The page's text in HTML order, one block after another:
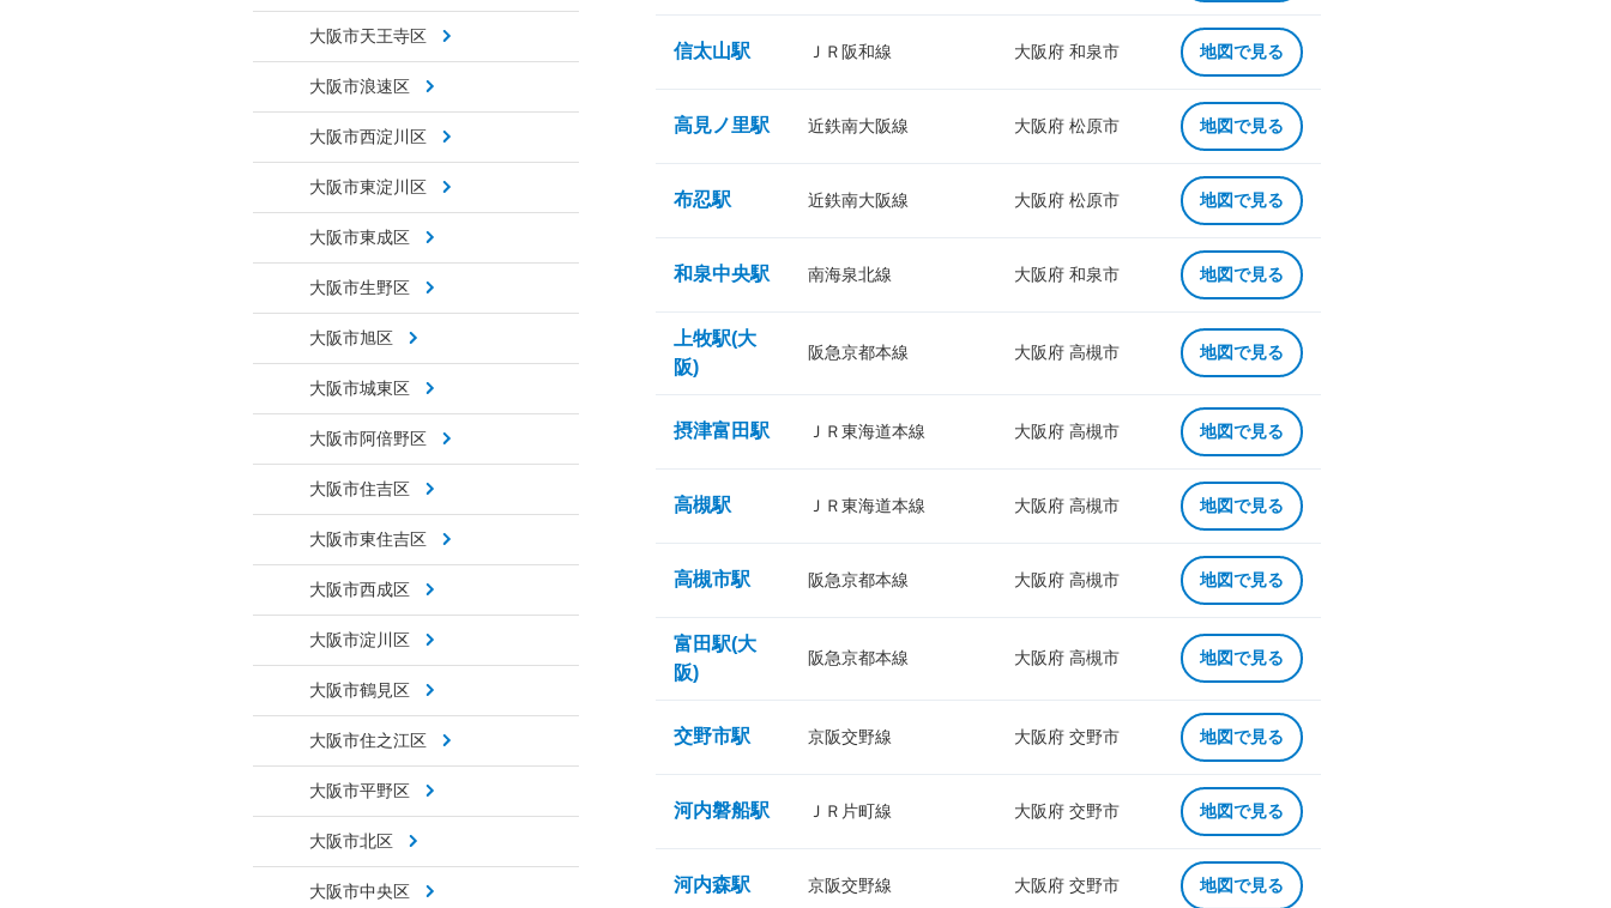
大阪市天王寺区
大阪市浪速区
大阪市西淀川区
大阪市東淀川区
大阪市東成区
大阪市生野区
大阪市旭区
大阪市城東区
大阪市阿倍野区
大阪市住吉区
大阪市東住吉区
大阪市西成区
大阪市淀川区
大阪市鶴見区
大阪市住之江区
大阪市平野区
大阪市北区
大阪市中央区
信太山駅 ＪＲ阪和線 大阪府 和泉市 地図で見る
高見ノ里駅 近鉄南大阪線 大阪府 松原市 地図で見る
布忍駅 近鉄南大阪線 大阪府 松原市 地図で見る
和泉中央駅 南海泉北線 大阪府 和泉市 地図で見る
上牧駅(大
阪)
阪急京都本線 大阪府 高槻市 地図で見る
摂津富田駅 ＪＲ東海道本線 大阪府 高槻市 地図で見る
高槻駅 ＪＲ東海道本線 大阪府 高槻市 地図で見る
高槻市駅 阪急京都本線 大阪府 高槻市 地図で見る
富田駅(大
阪)
阪急京都本線 大阪府 高槻市 地図で見る
交野市駅 京阪交野線 大阪府 交野市 地図で見る
河内磐船駅 ＪＲ片町線 大阪府 交野市 地図で見る
河内森駅 京阪交野線 大阪府 交野市 地図で見る